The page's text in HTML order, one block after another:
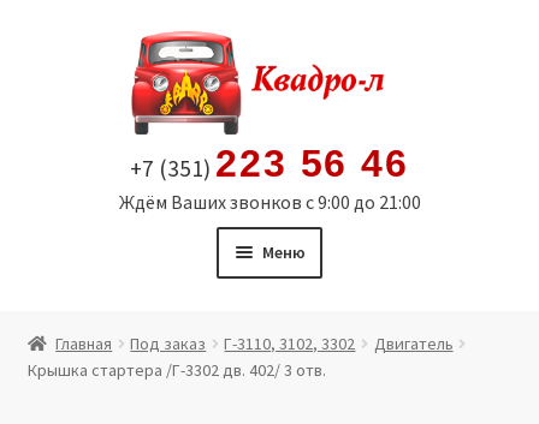
содержимому
+7 (351) 223 56 46
Ждём Ваших звонков с 9:00 до 21:00
Меню
Витрина
Главная Под заказ Г-3110, 3102, 3302
Двигатель
Крышка стартера /Г-3302 дв. 402/ 3 отв.